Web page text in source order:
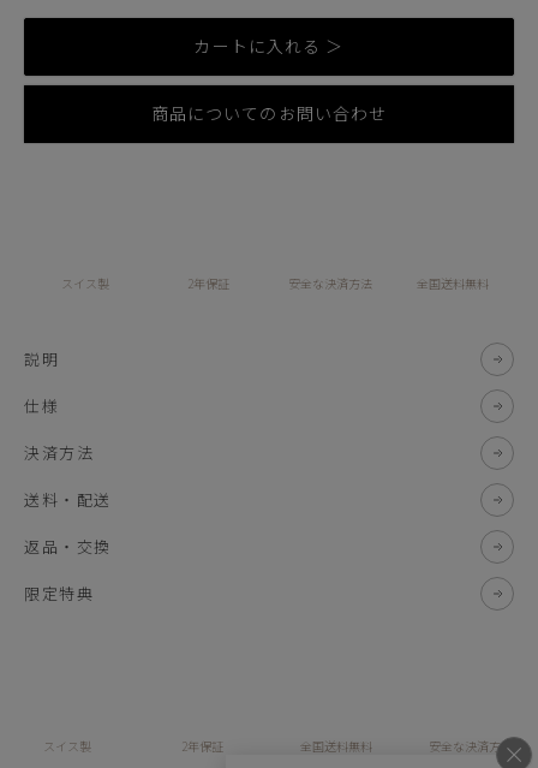
カートに入れる ＞
商品についてのお問い合わせ
スイス製 2年保証 安全な決済方法 全国送料無料
説明
仕様
決済方法
送料・配送
返品・交換
限定特典
スイス製 2年保証 全国送料無料 安全な決済方法